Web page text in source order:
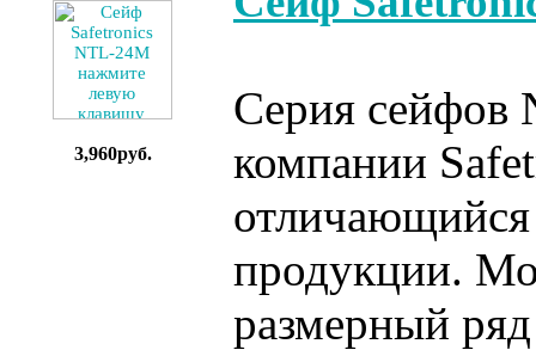
3,960руб.
Серия сейфов
компании
отличающийся
продукции.
размерный